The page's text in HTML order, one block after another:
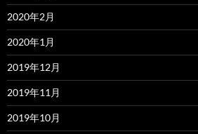
2020年2月
2020年1月
2019年12月
2019年11月
2019年10月